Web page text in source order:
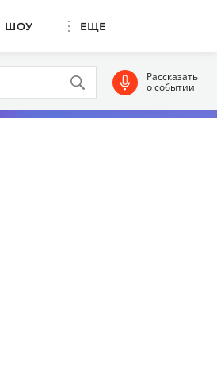
ШОУ ЕЩЕ
Рассказать
о событии